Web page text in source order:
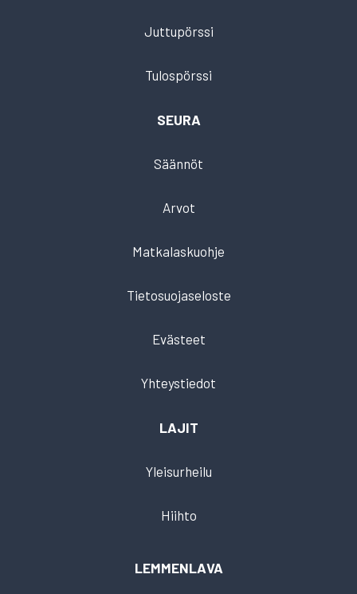
Juttupörssi
Tulospörssi
SEURA
Säännöt
Arvot
Matkalaskuohje
Tietosuojaseloste
Evästeet
Yhteystiedot
LAJIT
Yleisurheilu
Hiihto
LEMMENLAVA